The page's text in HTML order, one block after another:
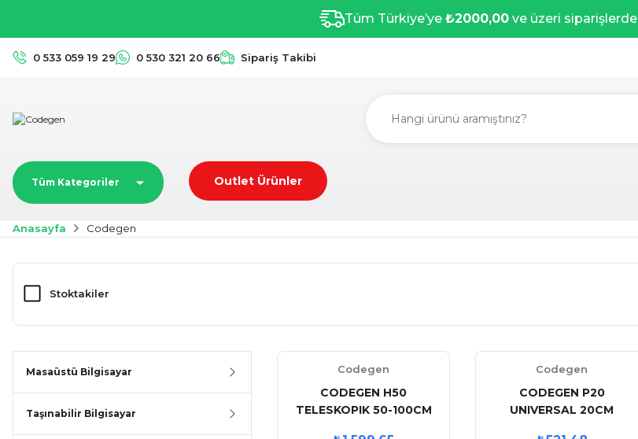
Tüm Türkiye’ye ₺2000,00 ve üzeri siparişlerde
0 533 059 19 29 0 530 321 20 66 Sipariş Takibi
Tüm Kategoriler Outlet Ürünler
Anasayfa Codegen
Stoktakiler
Masaüstü Bilgisayar
Taşınabilir Bilgisayar
Codegen
CODEGEN H50
TELESKOPIK 50-100CM
Codegen
CODEGEN P20
UNIVERSAL 20CM